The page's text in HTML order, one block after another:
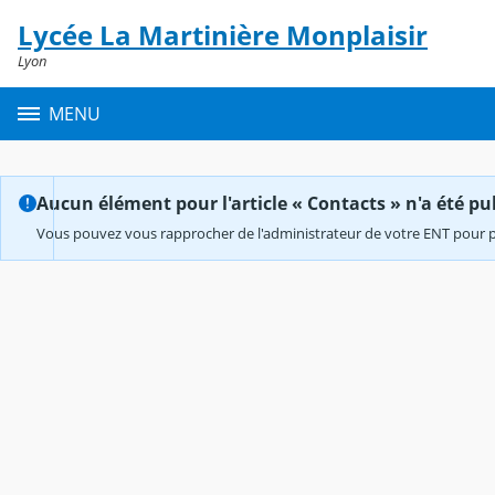
Contenu
Lycée La Martinière Monplaisir
Lyon
MENU
Aucun élément pour l'article « Contacts » n'a été
Vous pouvez vous rapprocher de l'administrateur de votre ENT pour